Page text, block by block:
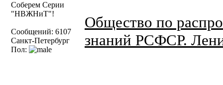
Соберем Серии
"НВЖНиТ"!
Сообщений: 6107
Санкт-Петербург
Пол:
Общество по
знаний РСФСР.